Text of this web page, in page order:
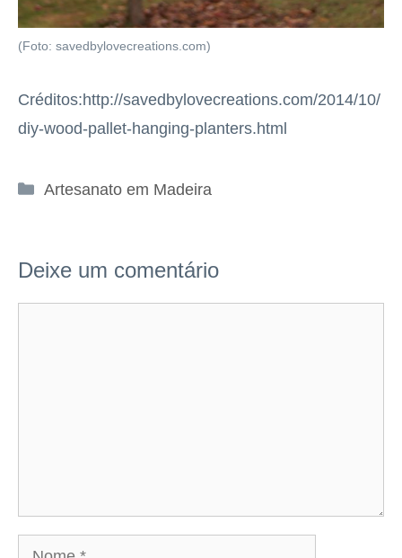
(Foto: savedbylovecreations.com)
Créditos:http://savedbylovecreations.com/2014/10/
diy-wood-pallet-hanging-planters.html
Categorias
Artesanato em Madeira
Deixe um comentário
Nome